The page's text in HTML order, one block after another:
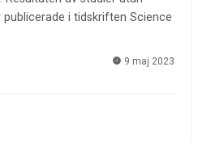
i tidskriften Science
9 maj 2023